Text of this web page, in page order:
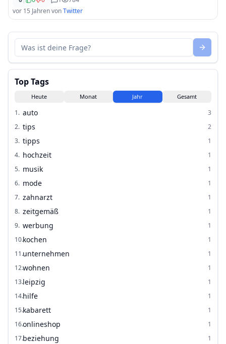
vor 15 JahrenvonTwitter
Top Tags
Heute Monat Jahr Gesamt
1. auto
3
2. tips
2
3. tipps
1
4. hochzeit
1
5. musik
1
6. mode
1
7. zahnarzt
1
8. zeitgemäß
1
9. werbung
1
10.kochen
1
11.unternehmen
1
12.wohnen
1
13.leipzig
1
14.hilfe
1
15.kabarett
1
16.onlineshop
1
17.beziehung
1